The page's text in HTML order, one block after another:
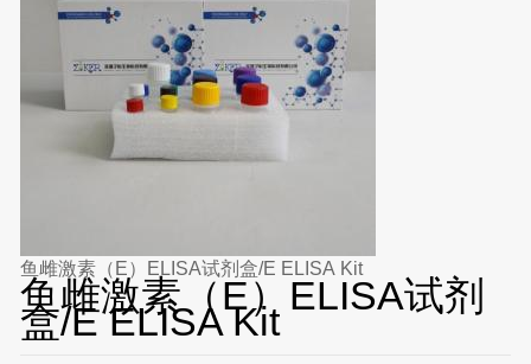
鱼雌激素（E）ELISA试剂盒/E ELISA Kit
鱼雌激素（E）ELISA试剂
盒/E ELISA Kit